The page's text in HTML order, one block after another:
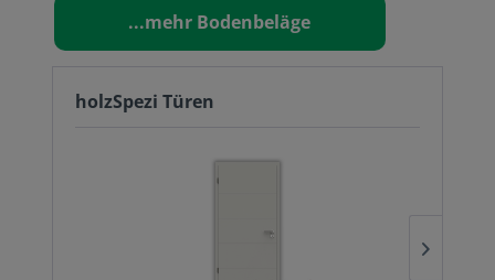
holzSpezi Türen
...mehr Bodenbeläge